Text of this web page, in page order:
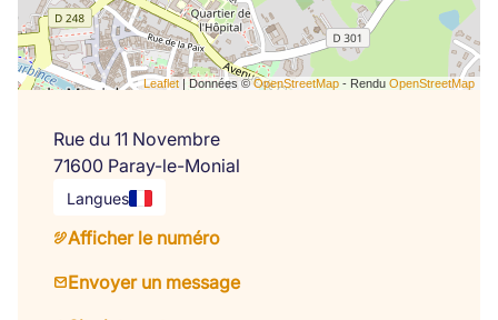
Leaflet | Données ©OpenStreetMap - Rendu OpenStreetMap
Rue du 11 Novembre
71600 Paray-le-Monial
Langues
Afficher le numéro
Envoyer un message